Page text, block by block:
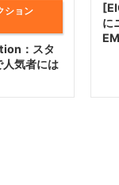
ション
：スタ
気者には
に